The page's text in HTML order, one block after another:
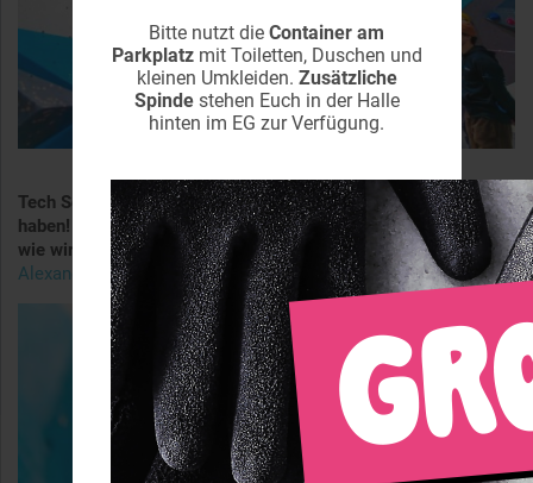
Bitte nutzt die Container am
Parkplatzmit Toiletten, Duschen und
kleinen Umkleiden. Zusätzliche
Spindestehen Euch in der Halle
hinten im EG zur Verfügung.
Tech Session 2024 – Vielen Dank an alle, die vorbeigeschaut
haben! Wir hoffen, Ihr hatte alle mindestens genauso viel Spaß
wie wir.
Hier findet Ihr alle Bilder vom Event. Vielen Dank an
Alexander Bock
für die fotografische Begleitung!